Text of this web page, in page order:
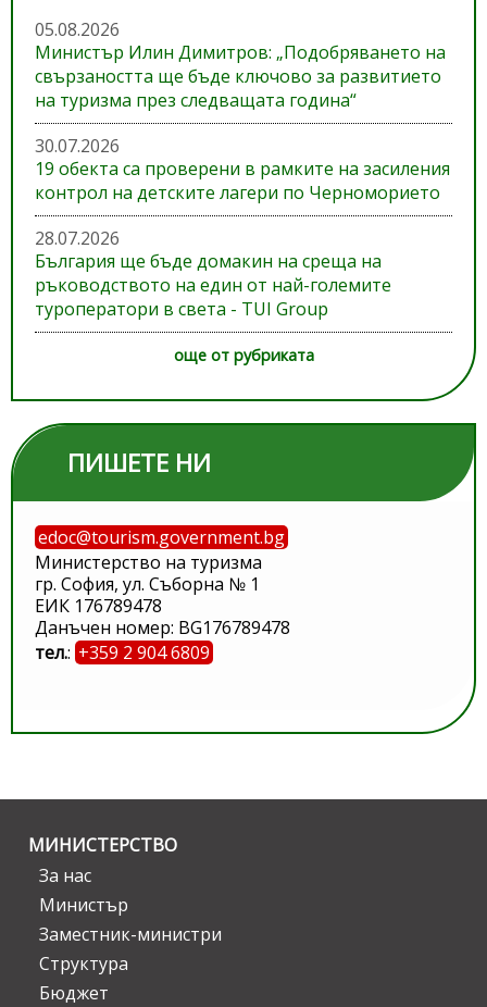
05.08.2026
Министър Илин Димитров: „Подобряването на
свързаността ще бъде ключово за развитието
на туризма през следващата година“
30.07.2026
19 обекта са проверени в рамките на засиления
контрол на детските лагери по Черноморието
28.07.2026
България ще бъде домакин на среща на
ръководството на един от най-големите
туроператори в света - TUI Group
още от рубриката
ПИШЕТЕ НИ
edoc@tourism.government.bg
Министерство на туризма
гр. София, ул. Съборна № 1
ЕИК 176789478
Данъчен номер: BG176789478
тел.: +359 2 904 6809
МИНИСТЕРСТВО
За нас
Министър
Заместник-министри
Структура
Бюджет